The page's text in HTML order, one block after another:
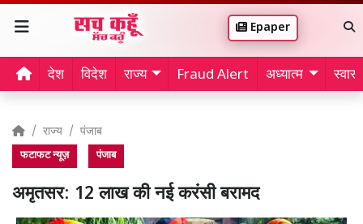
Epaper
देश विदेश राज्य Fraud Alert अध्यात्म
राज्य पंजाब
फटाफट न्यूज़ पंजाब
अमृतसर: 12 लाख की नई करंसी बरामद